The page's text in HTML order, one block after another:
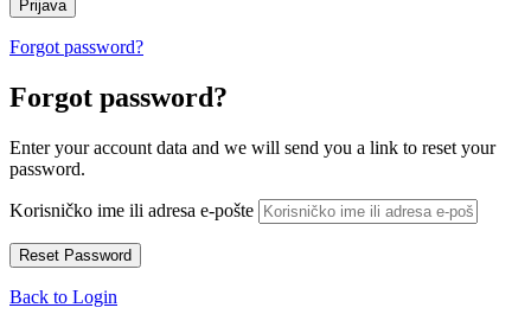
Forgot password?
Forgot password?
Enter your account data and we will send you a link to reset your
password.
Korisničko ime ili adresa e-pošte
Back to Login